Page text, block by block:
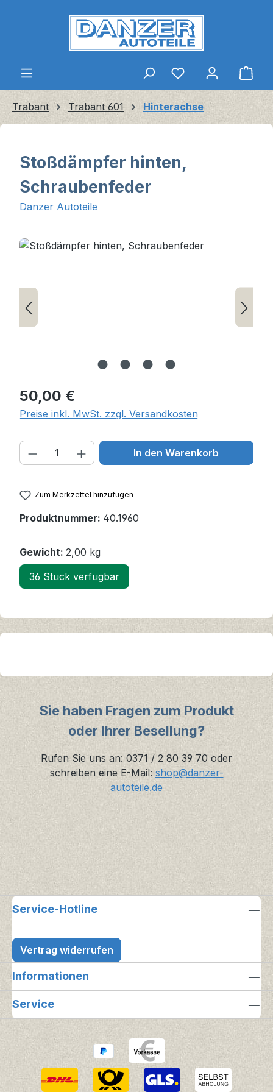
Zum Hauptinhalt springen
Trabant Trabant 601 Hinterachse
Stoßdämpfer hinten,
Schraubenfeder
Danzer Autoteile
Bildergalerie überspringen
Regulärer Preis:
50,00 €
Preise inkl. MwSt. zzgl. Versandkosten
Produkt Anzahl: Gib den
In den Warenkorb
Zum Merkzettel hinzufügen
Produktnummer: 40.1960
Gewicht: 2,00 kg
36 Stück verfügbar
Sie haben Fragen zum Produkt
oder Ihrer Besellung?
Rufen Sie uns an: 0371 / 2 80 39 70 oder
schreiben eine E-Mail: shop@danzer-
autoteile.de
Service-Hotline
Vertrag widerrufen
Informationen
Service